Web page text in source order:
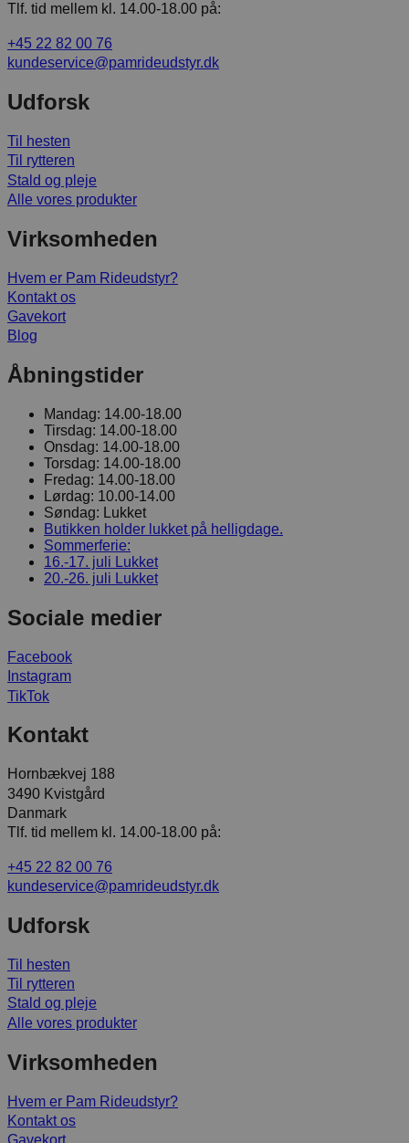
Tlf. tid mellem kl. 14.00-18.00 på:
+45 22 82 00 76
kundeservice@pamrideudstyr.dk
Udforsk
Til hesten
Til rytteren
Stald og pleje
Alle vores produkter
Virksomheden
Hvem er Pam Rideudstyr?
Kontakt os
Gavekort
Blog
Åbningstider
Mandag: 14.00-18.00
Tirsdag: 14.00-18.00
Onsdag: 14.00-18.00
Torsdag: 14.00-18.00
Fredag: 14.00-18.00
Lørdag: 10.00-14.00
Søndag: Lukket
Butikken holder lukket på helligdage.
Sommerferie:
16.-17. juli Lukket
20.-26. juli Lukket
Sociale medier
Facebook
Instagram
TikTok
Kontakt
Hornbækvej 188
3490 Kvistgård
Danmark
Tlf. tid mellem kl. 14.00-18.00 på:
+45 22 82 00 76
kundeservice@pamrideudstyr.dk
Udforsk
Til hesten
Til rytteren
Stald og pleje
Alle vores produkter
Virksomheden
Hvem er Pam Rideudstyr?
Kontakt os
Gavekort